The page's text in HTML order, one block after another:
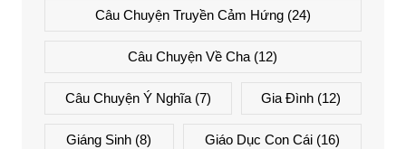
Câu Chuyện Truyền Cảm Hứng(24)
Câu Chuyện Về Cha (12)
Câu Chuyện Ý Nghĩa(7) Gia Đình (12)
Giáng Sinh (8) Giáo Dục Con Cái(16)